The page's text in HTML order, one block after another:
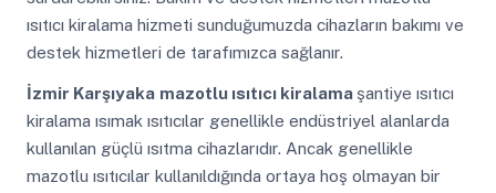
ısıtıcı kiralama hizmeti sunduğumuzda cihazların bakımı ve
destek hizmetleri de tarafımızca sağlanır.
İzmir Karşıyaka mazotlu ısıtıcı kiralama şantiye ısıtıcı
kiralama ısımak ısıtıcılar genellikle endüstriyel alanlarda
kullanılan güçlü ısıtma cihazlarıdır. Ancak genellikle
mazotlu ısıtıcılar kullanıldığında ortaya hoş olmayan bir